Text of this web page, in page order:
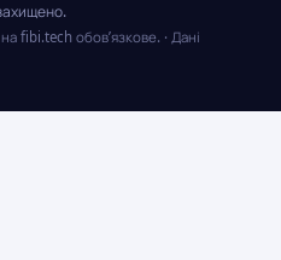
fibi.tech обов’язкове. · Дані